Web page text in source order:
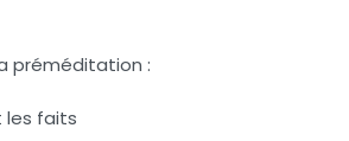
préméditation :
les faits